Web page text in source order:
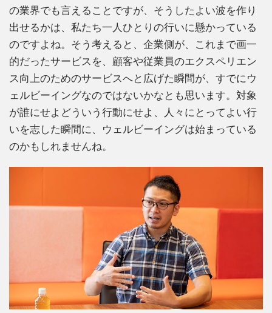
の業界でも言えることですが、そうしたよい波を作り
出せるかは、私たち一人ひとりの行いに懸かっている
のですよね。そう考えると、企業側が、これまで画一
的だったサービスを、顧客や従業員のエクスペリエン
ス向上のためのサービスへと広げた瞬間が、すでにウ
ェルビーイングなのではないかなとも思います。対象
が誰にせよどういう行動にせよ、人々にとってよい行
いを志した瞬間に、ウェルビーイングは始まっている
のかもしれませんね。